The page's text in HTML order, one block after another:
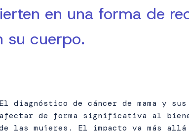
en una forma de
su cuerpo.
diagnóstico de cáncer de mama y
de forma significativa al
las mujeres. El impacto va más allá